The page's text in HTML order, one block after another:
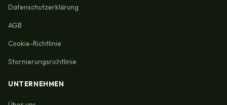
Datenschutzerklärung
AGB
Cookie-Richtlinie
Stornierungsrichtlinie
UNTERNEHMEN